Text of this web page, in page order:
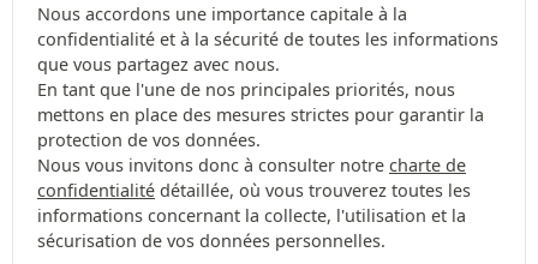
Nous accordons une importance capitale à la
confidentialité et à la sécurité de toutes les informations
que vous partagez avec nous.
En tant que l'une de nos principales priorités, nous
mettons en place des mesures strictes pour garantir la
protection de vos données.
Nous vous invitons donc à consulter notre charte de
confidentialité détaillée, où vous trouverez toutes les
informations concernant la collecte, l'utilisation et la
sécurisation de vos données personnelles.